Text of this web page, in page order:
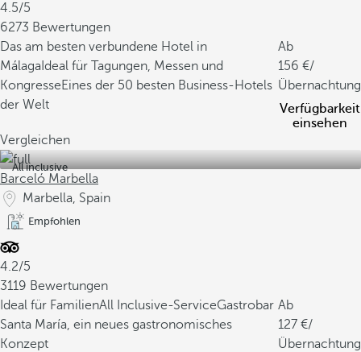
4.5/5
6273 Bewertungen
Das am besten verbundene Hotel in
Málaga Ideal für Tagungen, Messen und
KongresseEines der 50 besten Business-Hotels
der Welt
Ab
156
/
Übernachtung
Verfügbarkeit
einsehen
Vergleichen
All inclusive
Barceló Marbella
Marbella, Spain
Empfohlen
4.2/5
3119 Bewertungen
Ideal für FamilienAll Inclusive-ServiceGastrobar
Santa María, ein neues gastronomisches
Konzept
Ab
127
/
Übernachtung